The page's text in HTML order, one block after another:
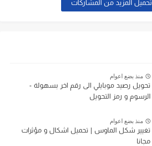
تحميل المزيد من المشاركات
منذ بضع اعوام
تحويل رصيد موبايلي الى رقم اخر بسهولة -
الرسوم و رمز التحويل
منذ بضع اعوام
تغيير شكل الماوس | تحميل اشكال و مؤثرات
مجانا